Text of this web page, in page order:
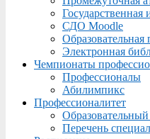
Государственная
СДО Moodle
Электронная
Чемпионаты
Профессионалы
Абилимпикс
Профессионалитет
Образовательный
Перечень